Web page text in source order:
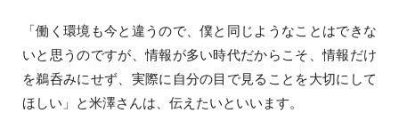
「働く環境も今と違うので、僕と同じようなことはできな
いと思うのですが、情報が多い時代だからこそ、情報だけ
を鵜呑みにせず、実際に自分の目で見ることを大切にして
ほしい」と米澤さんは、伝えたいといいます。